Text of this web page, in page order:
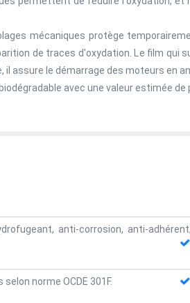
mécaniques protège
de traces d'oxydation. Le film
assure le démarrage des moteurs en
avec une valeur estimée de
anti-corrosion, anti-adhérent,
norme OCDE 301F.